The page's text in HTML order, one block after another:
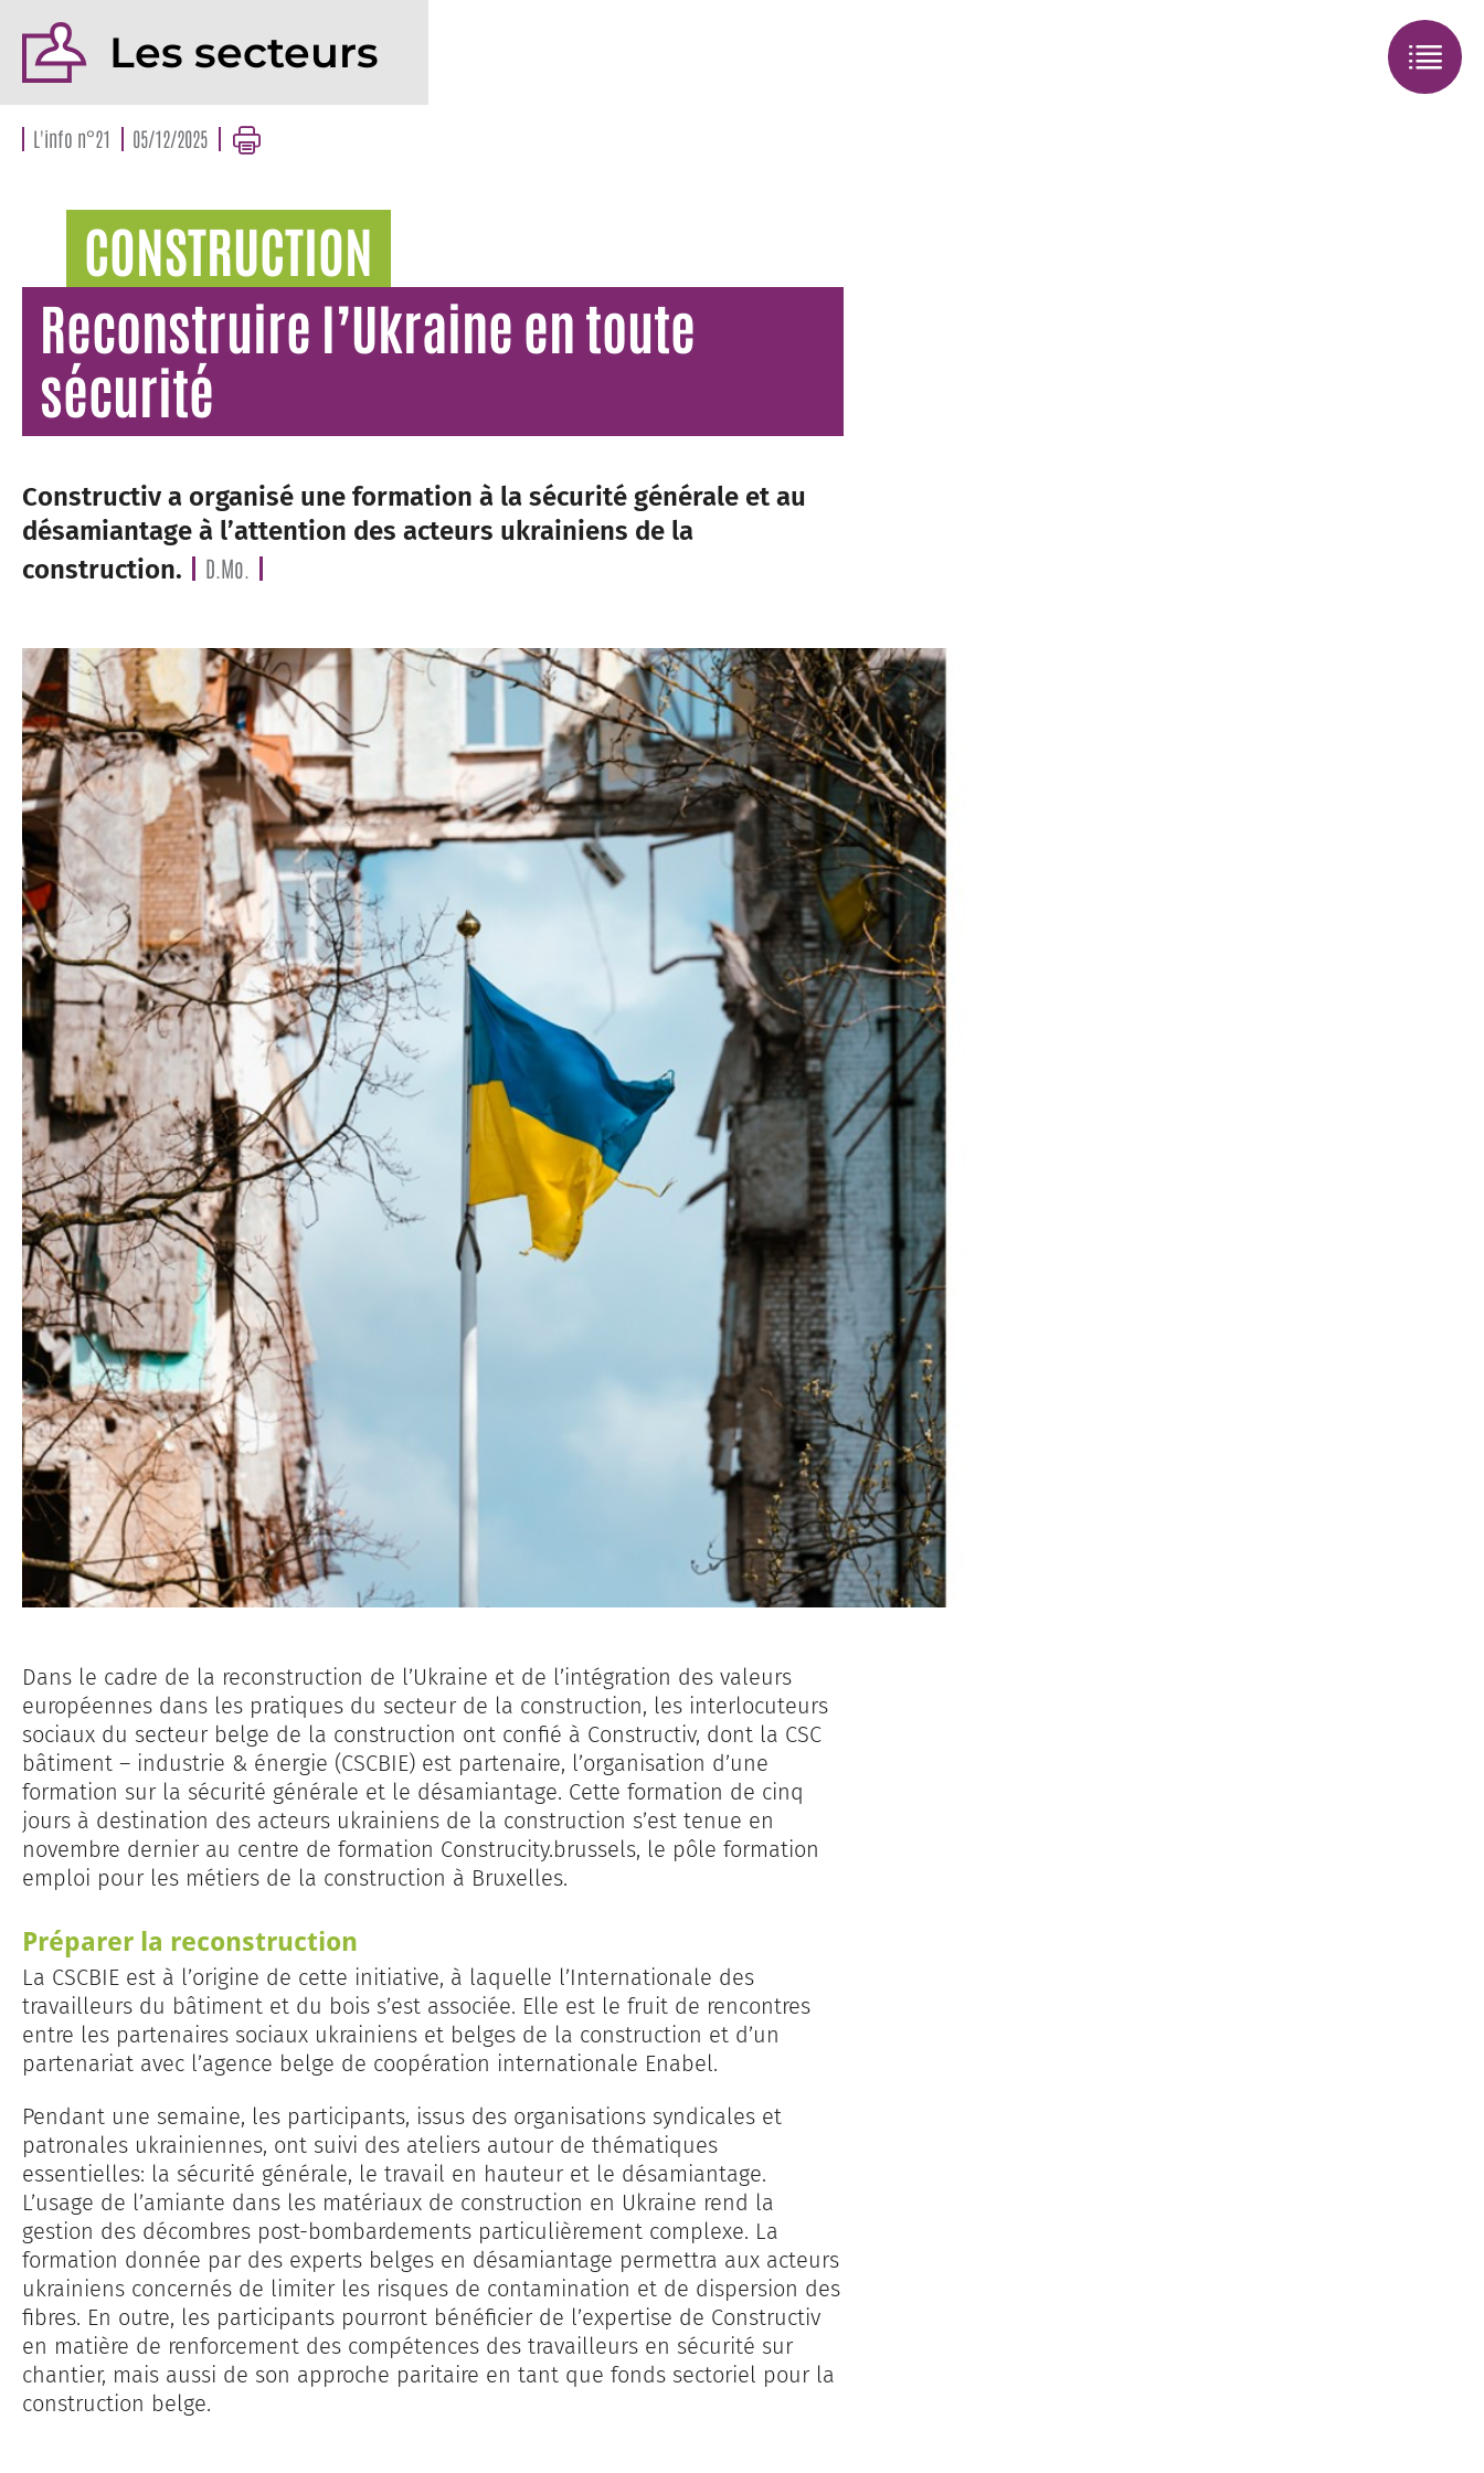
Les secteurs
L'info n°21 05/12/2025
CONSTRUCTION
Reconstruire l’Ukraine en toute
sécurité
Constructiv a organisé une formation à la sécurité générale et au
désamiantage à l’attention des acteurs ukrainiens de la
construction.
D.Mo.
Dans le cadre de la reconstruction de l’Ukraine et de l’intégration des valeurs
européennes dans les pratiques du secteur de la construction, les interlocuteurs
sociaux du secteur belge de la construction ont confié à Constructiv, dont la CSC
bâtiment – industrie & énergie (CSCBIE) est partenaire, l’organisation d’une
formation sur la sécurité générale et le désamiantage. Cette formation de cinq
jours à destination des acteurs ukrainiens de la construction s’est tenue en
novembre dernier au centre de formation Construcity.brussels, le pôle formation
emploi pour les métiers de la construction à Bruxelles.
Préparer la reconstruction
La CSCBIE est à l’origine de cette initiative, à laquelle l’Internationale des
travailleurs du bâtiment et du bois s’est associée. Elle est le fruit de rencontres
entre les partenaires sociaux ukrainiens et belges de la construction et d’un
partenariat avec l’agence belge de coopération internationale Enabel.
Pendant une semaine, les participants, issus des organisations syndicales et
patronales ukrainiennes, ont suivi des ateliers autour de thématiques
essentielles: la sécurité générale, le travail en hauteur et le désamiantage.
L’usage de l’amiante dans les matériaux de construction en Ukraine rend la
gestion des décombres post-bombardements particulièrement complexe. La
formation donnée par des experts belges en désamiantage permettra aux acteurs
ukrainiens concernés de limiter les risques de contamination et de dispersion des
fibres. En outre, les participants pourront bénéficier de l’expertise de Constructiv
en matière de renforcement des compétences des travailleurs en sécurité sur
chantier, mais aussi de son approche paritaire en tant que fonds sectoriel pour la
construction belge.